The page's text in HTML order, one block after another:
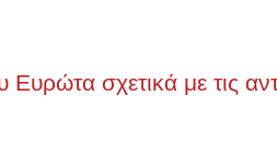
σχετικά με τις